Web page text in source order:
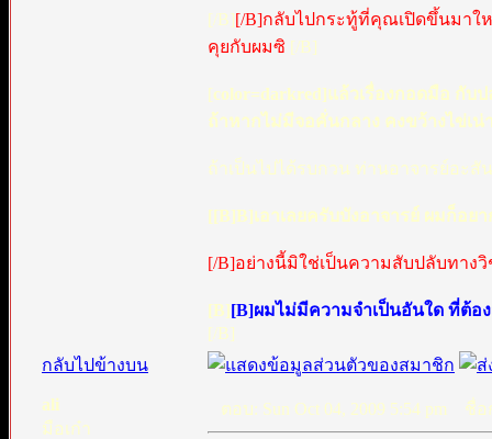
[/B][/B]กลับไปกระทู้ที่คุณเปิดขึ้นมาใ
คุยกับผมซิ [/B]
[color=darkred]แล้วเรื่องกอดมือ กั
ถ้าหากไม่มีจอคั่นกลาง คงขว้างไข่เน่
ถ้าเป็นไปได้รบกวน ท่านอาจารย์อะสั
[[B]B]เอาเลยครับบังอาจารย์ ผมก็อย
[/B]อย่างนี้มิใช่เป็นความสับปลับทาง
[B][B]ผมไม่มีความจำเป็นอันใด ที่ต้อ
[/B]
กลับไปข้างบน
ali
มือเก๋า
ตอบ: Sun Oct 04, 2009 5:54 pm ชื่อ